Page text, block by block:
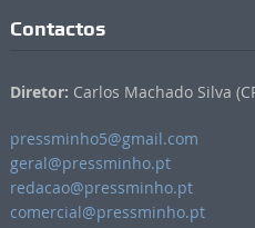
Contactos
Diretor: Carlos Machado Silva
pressminho5@gmail.com
geral@pressminho.pt
redacao@pressminho.pt
comercial@pressminho.pt